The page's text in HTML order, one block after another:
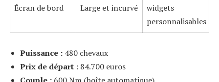
Écran de bord Large et incurvé
widgets
personnalisables
Puissance :480 chevaux
Prix de départ :84.700 euros
Couple :600 Nm (boîte automatique)